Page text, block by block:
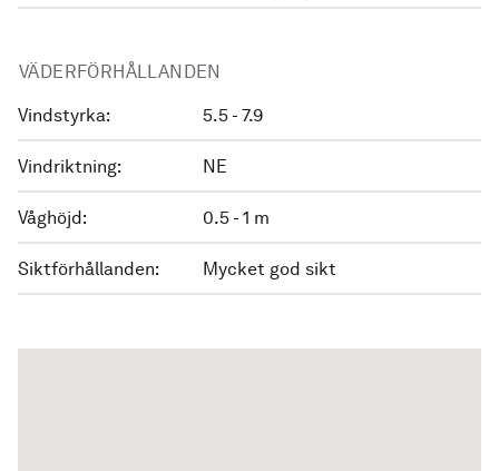
VÄDERFÖRHÅLLANDEN
Vindstyrka: 5.5 - 7.9
Vindriktning: NE
Våghöjd: 0.5 - 1 m
Siktförhållanden: Mycket god sikt